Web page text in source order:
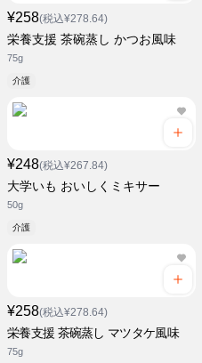
¥258(税込¥278.64)
栄養支援 茶碗蒸し かつお風味
75g
介護
¥248(税込¥267.84)
大学いも おいしくミキサー
50g
介護
¥258(税込¥278.64)
栄養支援 茶碗蒸し マツタケ風味
75g